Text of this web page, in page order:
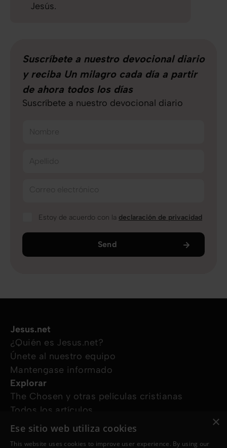
Jesús.
Suscríbete a nuestro devocional diario
y reciba Un milagro cada día a partir
de ahora todos los días
Suscríbete a nuestro devocional diario
Nombre
Apellido
Correo electrónico
Estoy de acuerdo con la declaración de privacidad
Send
Jesus.net
¿Quién es Jesus.net?
Únete al nuestro equipo
Mantengase informado
Explorar
The Chosen y otras películas cristianas
Todos los artículos
Cursos online
×
Ese sitio web utiliza cookies
This website uses cookies to improve user experience. By using our